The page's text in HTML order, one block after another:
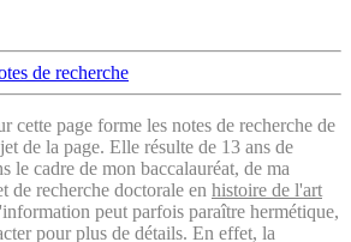
de recherche
cette page forme les notes de recherche de
de la page. Elle résulte de 13 ans de
le cadre de mon baccalauréat, de ma
de recherche doctorale en histoire de l'art
peut parfois paraître hermétique,
pour plus de détails. En effet, la